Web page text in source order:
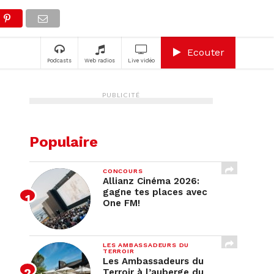
Podcasts Web radios Live vidéo
Ecouter
PUBLICITÉ
Populaire
CONCOURS
Allianz Cinéma 2026:
gagne tes places avec
One FM!
LES AMBASSADEURS DU
TERROIR
Les Ambassadeurs du